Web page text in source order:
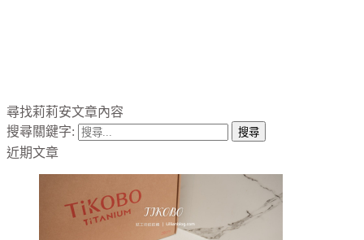
尋找莉莉安文章內容
搜尋關鍵字:
近期文章